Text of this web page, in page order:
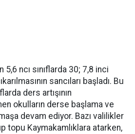
ncı sınıflarda 30; 7,8 inci
sancıları başladı. Bu
ders artışının
okulların derse başlama ve
devam ediyor. Bazı valilikler
topu Kaymakamlıklara atarken,